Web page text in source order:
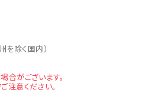
を除く国内）
がございます。
意ください。